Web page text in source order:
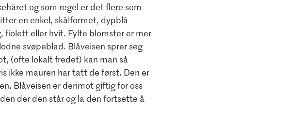
og som regel er det flere som
en enkel, skålformet, dypblå
fiolett eller hvit. Fylte blomster er mer
svøpeblad. Blåveisen sprer seg
(ofte lokalt fredet) kan man så
ikke mauren har tatt de først. Den er
Blåveisen er derimot giftig for oss
der den står og la den fortsette å